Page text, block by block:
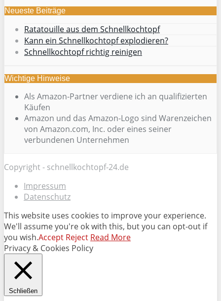
Neueste Beiträge
Ratatouille aus dem Schnellkochtopf
Kann ein Schnellkochtopf explodieren?
Schnellkochtopf richtig reinigen
Wichtige Hinweise
Als Amazon-Partner verdiene ich an qualifizierten
Käufen
Amazon und das Amazon-Logo sind Warenzeichen
von Amazon.com, Inc. oder eines seiner
verbundenen Unternehmen
Copyright - schnellkochtopf-24.de
Impressum
Datenschutz
This website uses cookies to improve your experience.
We'll assume you're ok with this, but you can opt-out if
you wish.Accept Reject Read More
Privacy & Cookies Policy
Schließen